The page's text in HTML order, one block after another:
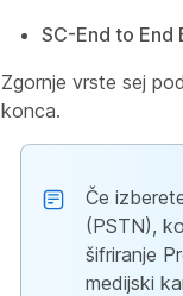
SC-End to End
Zgornje vrste sej
konca.
Če
(PSTN),
šifriranje
medijski